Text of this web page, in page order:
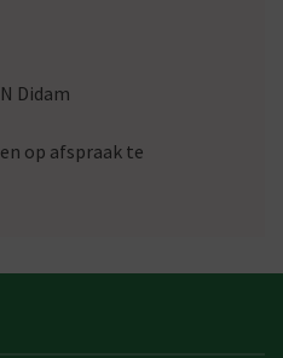
Didam
op afspraak te